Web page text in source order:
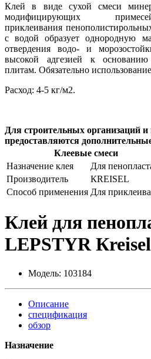
Клей в виде сухой смеси
модифицирующих
приклеивания
с водой образует однородную
отвердения водо- и
высокой адгезией к
плитам. Обязательно
Расход: 4-5 кг/м2.
Для строительных организаций
предоставляются
Клеевые смеси
Назначение клея
Для
Производитель
КREISEL
Способ применения Для
Клей для
LEPSTYR
Модель: 103184
Описание
спецификация
обзор
Назначение